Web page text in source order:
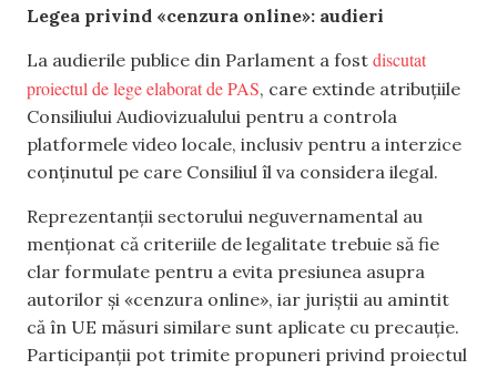
Legea privind «cenzura online»: audieri
La audierile publice din Parlament a fost discutat
proiectul de lege elaborat de PAS, care extinde atribuțiile
Consiliului Audiovizualului pentru a controla
platformele video locale, inclusiv pentru a interzice
conținutul pe care Consiliul îl va considera ilegal.
Reprezentanții sectorului neguvernamental au
menționat că criteriile de legalitate trebuie să fie
clar formulate pentru a evita presiunea asupra
autorilor și «cenzura online», iar juriștii au amintit
că în UE măsuri similare sunt aplicate cu precauție.
Participanții pot trimite propuneri privind proiectul